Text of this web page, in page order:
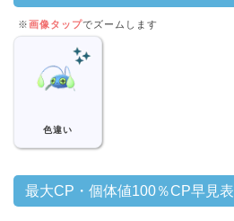
※画像タップでズームします
色違い
最大CP・個体値100％CP早見表